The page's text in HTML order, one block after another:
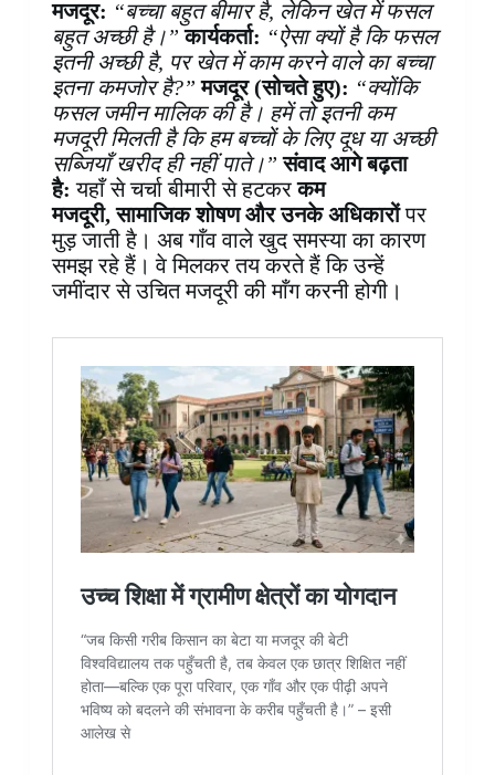
मजदूर: “बच्चा बहुत बीमार है, लेकिन खेत में फसल
बहुत अच्छी है।” कार्यकर्ता: “ऐसा क्यों है कि फसल
इतनी अच्छी है, पर खेत में काम करने वाले का बच्चा
इतना कमजोर है?” मजदूर (सोचते हुए): “क्योंकि
फसल जमीन मालिक की है। हमें तो इतनी कम
मजदूरी मिलती है कि हम बच्चों के लिए दूध या अच्छी
सब्जियाँ खरीद ही नहीं पाते।” संवाद आगे बढ़ता
है: यहाँ से चर्चा बीमारी से हटकरकम
मजदूरी, सामाजिक शोषण और उनके अधिकारोंपर
मुड़ जाती है। अब गाँव वाले खुद समस्या का कारण
समझ रहे हैं। वे मिलकर तय करते हैं कि उन्हें
जमींदार से उचित मजदूरी की माँग करनी होगी।